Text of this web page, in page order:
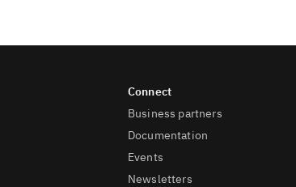
Business partners
Documentation
Events
Newsletters